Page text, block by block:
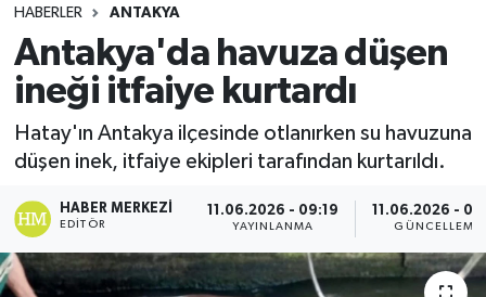
HABERLER ANTAKYA
Antakya'da havuza düşen
ineği itfaiye kurtardı
Hatay'ın Antakya ilçesinde otlanırken su havuzuna
düşen inek, itfaiye ekipleri tarafından kurtarıldı.
HABER MERKEZI
EDITÖR
11.06.2026 - 09:19
YAYINLANMA
11.06.2026 -
GÜNCELLEME
Sağlık
Siyaset
Spor
Teknoloji
Yaşam
Son Dakika Haberleri
Haber Arşivi